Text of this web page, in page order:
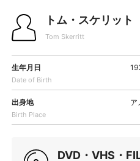
トム・スケリット
Tom Skerritt
生年月日
Date of Birth
出身地
Birth Place
ア
DVD・VHS・